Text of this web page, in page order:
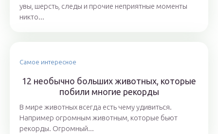
увы, шерсть, следы и прочие неприятные моменты
никто...
Самое интересное
12 необычно больших животных, которые
побили многие рекорды
В мире животных всегда есть чему удивиться.
Например огромным животным, которые бьют
рекорды. Огромный...